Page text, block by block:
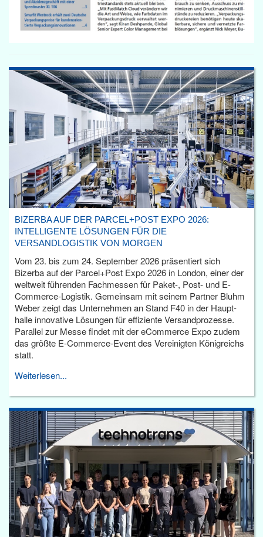
BIZERBA AUF DER PARCEL+POST EXPO 2026:
INTELLIGENTE LÖSUNGEN FÜR DIE
VERSANDLOGISTIK VON MORGEN
Vom 23. bis zum 24. September 2026 präsentiert sich
Bizerba auf der Parcel+Post Expo 2026 in London, einer der
weltweit führenden Fachmessen für Paket-, Post- und E-
Commerce-Logistik. Gemeinsam mit seinem Partner Bluhm
Weber zeigt das Unternehmen an Stand F40 in der Haupt­
halle innovative Lösungen für effiziente Versandprozesse.
Parallel zur Messe findet mit der eCommerce Expo zudem
das größte E-Commerce-Event des Vereinigten Königreichs
statt.
Weiterlesen...